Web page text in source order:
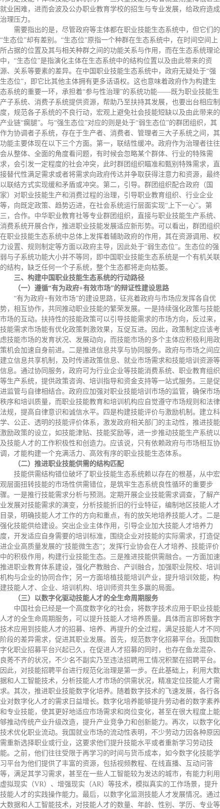
就业困难，进而会波及公办职业教育学校的招生与专业发展，给政府造成
治理压力。
需要指出的是，尽管政府等主体都在职业技能生态系统中，但它们的
“生态位”却有差别。“生态位”原指一个种群在生态系统中，在时间空间上
所占据的位置及其与相关种群之间的功能关系与作用，而在生态系统理论
中，“生态位”是指演化主体在生态系统中的结构位置以及由此带来的资
源、关系等要素的差异。在中国职业技能生态系统中，政府无疑处于“强
生态位”，即它比其他主体拥有更多话语权。这也意味着政府作为构建生
态系统的重要一环，承担着“参与性治理”的系统功能——既为职业技能生
产子系统、消费子系统提供资源，帮助乃至扶持其发展，也要出台相应制
度，规范各子系统的不良行动，宏观上避免社会技能短缺以及由此带来的
产业链“瘸腿”。与“强生态位”对应的则是处于“弱生态位”的群团组织，其
作为协调者子系统，存在于生产者、消费者、管理者三大子系统之间，其
功能主要体现在以下三个方面。第一，联结性缓冲。政府作为治理者往往
会从整体、全面的角度看问题，有时候会忽略某个群体、行业的特殊需
求，会引发一定程度的社会冲突，此时群团组织瞄准和甄别特殊需求，直
接替代性满足需求或者将需求向政府传达并争取获得注意力和资源，最终
以联结方式实现缓和矛盾或冲突。第二，引导。群团组织配合政府（国
家）对职业技能生产和消费过程的治理，引导职业教育组织、行业企业
等，向既定政策、趋势迈进，在社会系统运行层面实现“上下一心”。第
三，合作。中华职业教育社等专业群团组织，直接与职业技能生产系统、
消费系统开展合作，推进职业技能发展适应新形势。可以看出，群团组织
在职业技能生态系统中总体上发挥着辅助政府的作用，其在资源调用、权
力设置、规则制定等方面以政府主导，因此处于“弱生态位”。生态位的强
弱与子系统功能大小并不等同，即中国职业技能生态系统是一个有机关联
的结构，缺乏任何一个子系统，整个生态都将走向枯萎。
三、构建中国职业技能生态系统的行动路径
（一）遵循“有为政府+有效市场”的辩证性建设思路
“有为政府+有效市场”的建设思路，征兆着政府与市场应发挥各自优
势，相互协作，共同推动职业技能的繁荣发展。一是持续强化政策与技能
市场的互动。扶持性的技能政策可以引导技能需求的市场方向，反过来，
技能需求市场能有优化政策刺激效果，互促互进。因此，政策制定应该考
虑技能市场的发育状况、发展动向，而技能市场的多个主体应积极利用政
策机会加速自身前进。二是推进信息共享与协同服务。政府与市场之间应
建立信息共享机制，及时传递政策信息、就业市场需求和技能培训资源等
信息。通过协同服务，政府可为行业企业等技能消费系统、职业教育组织
等生产系统，提供政策咨询、培训指导和资金支持等一站式服务。三是促
进监管与自律相结合。政府应加强对职业技能培训市场的监管，确保市场
秩序和培训质量，而职业技能教育和培训机构应自觉遵守市场规则和法律
法规，提高自律意识和诚信水平。四是构建技能评价与激励机制。建立科
学、公正、透明的技能评价体系，激发政府相关部门的主动性，推进技能
激励政策的设立，如技能津贴、技能奖励等，进一步推动技能生产系统以
及技能人才的工作积极性和创造力。应该说，只有依赖政府与市场相互协
调，才能构建一个充满活力、高效有序的职业技能生态体系。
（二）推进职业技能供需的结构匹配
技能供需结构错位破坏了职业技能生态系统赖以存在的根基，从中宏
观层面扭转技能的市场性供需错位，是筑牢生态系统良性循环的重要步
骤。一是推行技能需求分析与预测。定期开展企业技能需求调查，了解产
业发展对技能需求的演变，分析技能折旧的行业特征，编制地区技能人才
目录，明确技能人才工作的方向和重点，有的放矢地培养技能人才。二是
强化技能供给建设。突出企业主体作用，引导企业加大技能人才培养力
度，开发适应自身需要的培训标准，围绕企业对技能的实际需求，打造促
进企业高质量发展的“技能微生态”；发挥行业协会在人才培养、技能评价
中的积极作用，构建行业技能生态。三是推进技能供需融合。一方面加速
推进职业教育体系建设，强化产教融合、产训融合，加强职业院校、培训
机构与企业的协同合作；另一方面培植技能培训产业，提升培训效能，构
建技能人才、企业、培训机构、培训师资共生多赢的局面。
（三）以数字化驱动技能人才的全生命周期服务
中国社会已经是一个高度数字化的社会，将数字技术应用于职业技能
人才的全生命周期服务，可以提升技能人才培养质量。具体而言即将数字
技术应用到技能人才的招募、培养、再提升的全过程，满足技能人才不同
阶段的差异需求，促进其职业发展。首先，规范数字化招募平台。我国数
字化职业招募平台兴起已久，在促进人才招募的同时，也存在鱼龙混杂、
良莠不齐的状况，不少名不副实乃至违法招聘用工情况积聚在招聘平台。
因此，对技能招聘平台进行规范化治理是第一步。在此基础上，利用大数
据和人工智能技术，分析技能人才市场的供需状况，精准定位技能人才需
求。其次，推进职业技能数字化培养。随着数字技术的飞速发展，各行各
业对数字化人才的需求日益增长。数字化培养能够提升劳动者的数字素养
和专业技能，使其更好地适应市场需求和岗位变化，甚至在很大程度上能
够推动传统产业升级改造，提升产业竞争力和创新能力。再次，以数字化
技术优化职业流动。我国就业市场的流动性表明，不少劳动力因各种原因
需重新选择职业或行业，这要求他们提升技能水平或者重新学习劳动技
能。之前，他们往往受限于再学习的时间与货币成本，如今数字化技能学
习平台为他们提供了丰富的资源，包括视频教程、在线直播、互动问答
等，满足其学习需求，甚至在一些人工智能较为发达的城市，有能力利用
虚拟现实（VR）、增强现实（AR）等技术，模拟真实的工作场景，提升
技能人才的实践操作能力。最后，以数字化监测技能人才发展情况。通过
大数据和人工智能技术，对技能人才的数量、年龄、性别、学历、专业等